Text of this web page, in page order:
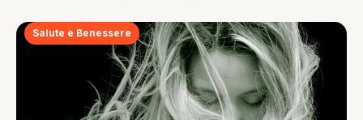
Salute e Benessere